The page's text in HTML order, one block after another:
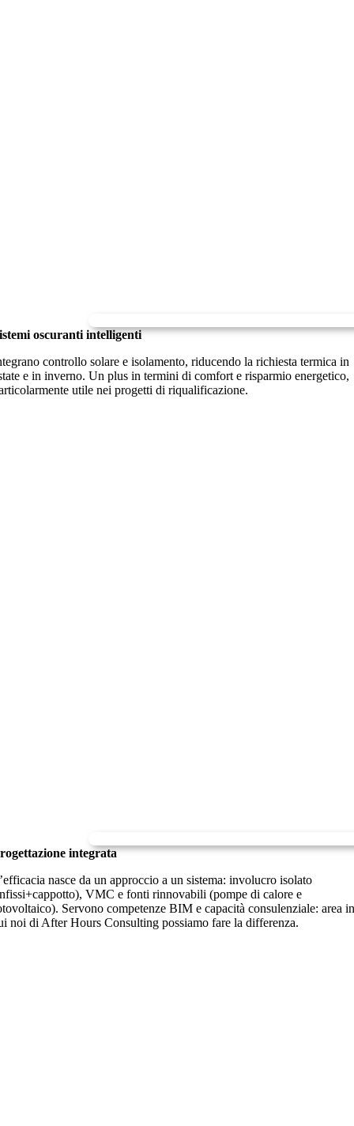
oscuranti intelligenti
controllo solare e isolamento, riducendo la richiesta termica in
e in inverno. Un plus in termini di comfort e risparmio energetico,
utile nei progetti di riqualificazione.
integrata
nasce da un approccio a un sistema: involucro isolato
VMC e fonti rinnovabili (pompe di calore e
Servono competenze BIM e capacità consulenziale: area
noi di After Hours Consulting possiamo fare la differenza.